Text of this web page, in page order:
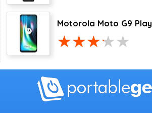
Motorola Moto G9 Play